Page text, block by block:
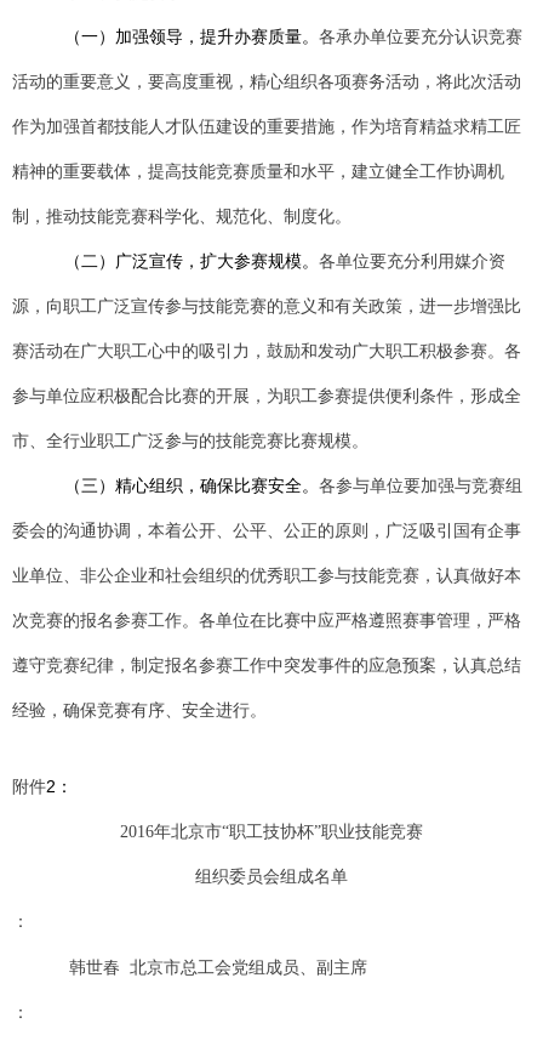
（一）加强领导，提升办赛质量。 各承办单位要充分认识竞赛
活动的重要意义，要高度重视，精心组织各项赛务活动，将此次活动
作为加强首都技能人才队伍建设的重要措施，作为培育精益求精工匠
精神的重要载体，提高技能竞赛质量和水平，建立健全工作协调机
制，推动技能竞赛科学化、规范化、制度化。
（二）广泛宣传，扩大参赛规模。 各单位要充分利用媒介资
源，向职工广泛宣传参与技能竞赛的意义和有关政策，进一步增强比
赛活动在广大职工心中的吸引力，鼓励和发动广大职工积极参赛。各
参与单位应积极配合比赛的开展，为职工参赛提供便利条件，形成全
市、全行业职工广泛参与的技能竞赛比赛规模。
（三）精心组织，确保比赛安全。 各参与单位要加强与竞赛组
委会的沟通协调，本着公开、公平、公正的原则，广泛吸引国有企事
业单位、非公企业和社会组织的优秀职工参与技能竞赛，认真做好本
次竞赛的报名参赛工作。各单位在比赛中应严格遵照赛事管理，严格
遵守竞赛纪律，制定报名参赛工作中突发事件的应急预案，认真总结
经验，确保竞赛有序、安全进行。
附件2：
2016年北京市“职工技协杯”职业技能竞赛
组织委员会组成名单
：
韩世春 北京市总工会党组成员、副主席
：